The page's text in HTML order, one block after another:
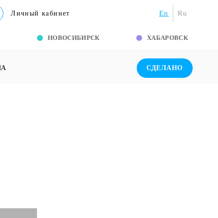
Личный кабинет En Ru
НОВОСИБИРСК ХАБАРОВСК
СДЕЛАНО